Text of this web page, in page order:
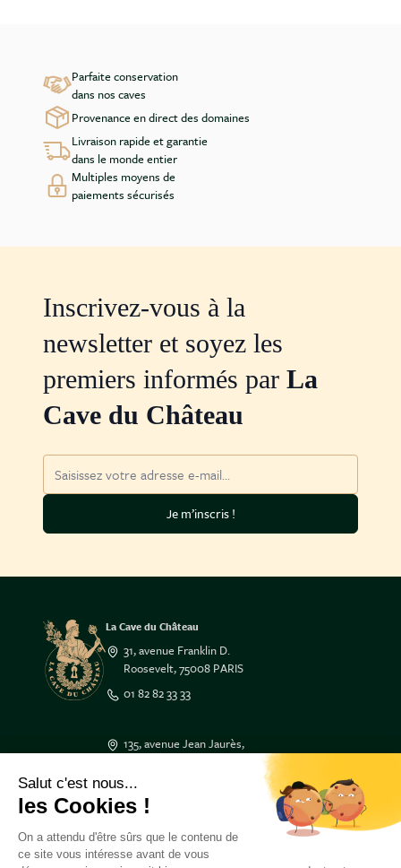
Salut c'est nous...
les Cookies !
On a attendu d'être sûrs que le contenu de
ce site vous intéresse avant de vous
Parfaite conservation
dans nos caves
Provenance en direct des domaines
Livraison rapide et garantie
dans le monde entier
Multiples moyens de
paiements sécurisés
Inscrivez-vous à la
newsletter et soyez les
premiers informés par La
Cave du Château
Adresse mail
Je m’inscris !
La Cave du Château
31, avenue Franklin D.
Roosevelt, 75008 PARIS
01 82 82 33 33
135, avenue Jean Jaurès,
05 47 50 17 17
3 Place Tourny,
33000 BORDEAUX